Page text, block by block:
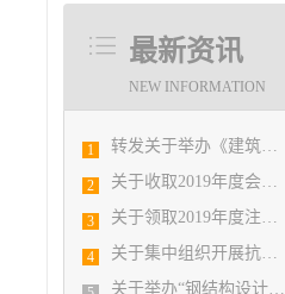
最新资讯
NEW INFORMATION
1 转发关于举办《建筑电气与智能化通用规范》 GB55024-2022公益宣贯的通知
2 关于收取2019年度会费的通知
3 关于领取2019年度注册结构工程师、注册土木工程师(岩土)考试报名发票的通知
4 关于集中组织开展抗击疫情工作宣传的通知
关于举办“钢结构设计疑难问题解析和规范实施、执行过程中疑难问题处理、工程实例分析”专题研讨班通知